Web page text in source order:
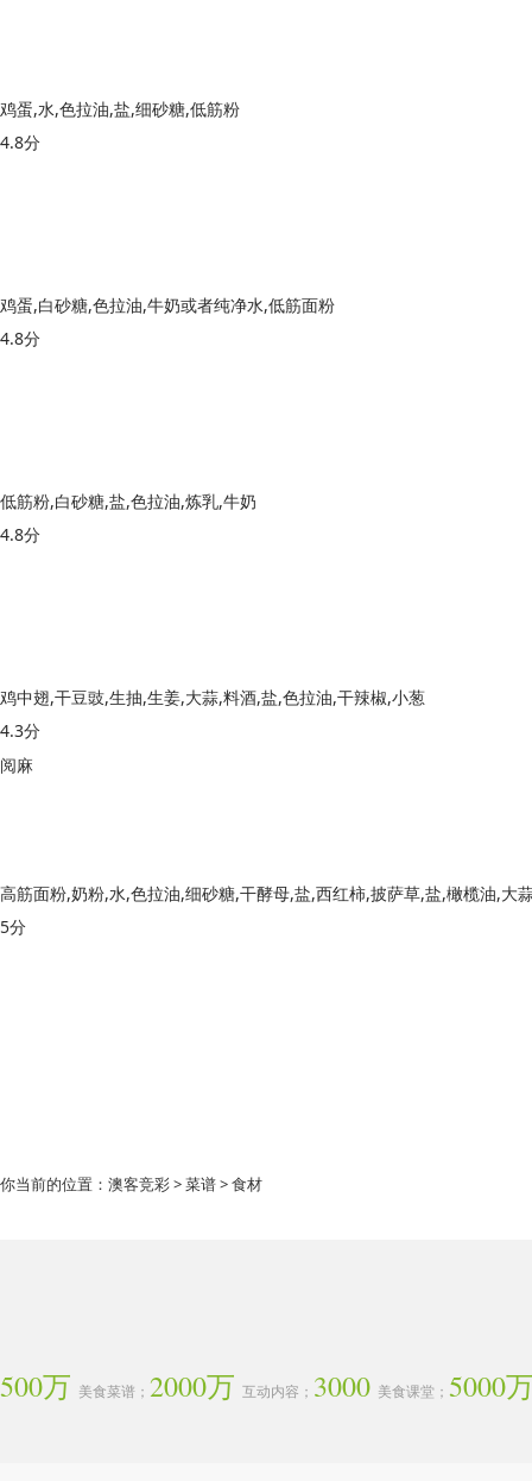
鸡蛋,水,色拉油,盐,细砂糖,低筋粉
4.8分
鸡蛋,白砂糖,色拉油,牛奶或者纯净水,低筋面粉
4.8分
低筋粉,白砂糖,盐,色拉油,炼乳,牛奶
4.8分
鸡中翅,干豆豉,生抽,生姜,大蒜,料酒,盐,色拉油,干辣椒,小葱
4.3分
阅麻
5分
你当前的位置： 澳客竞彩>菜谱> 食材
500万 美食菜谱； 2000万 互动内容； 3000 美食课堂； 5000